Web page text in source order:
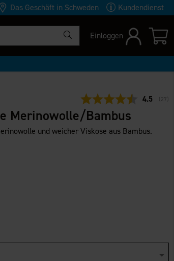
Das Geschäft in Schweden Kundendienst
Einloggen
4.5 (27
Merinowolle/Bambus
und weicher Viskose aus Bambus.